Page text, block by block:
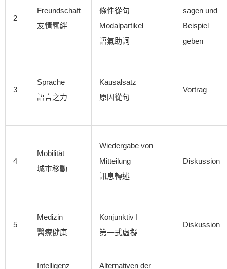
2
Freundschaft
友情羈絆
條件從句
Modalpartikel
語氣助詞
sagen und
Beispiel
geben
3
Sprache
語言之力
Kausalsatz
原因從句
Vortrag
4
Mobilität
城市移動
Wiedergabe von
Mitteilung
訊息轉述
Diskussion
5
Medizin
醫療健康
Konjunktiv I
第一式虛擬
Diskussion
Intelligenz Alternativen der